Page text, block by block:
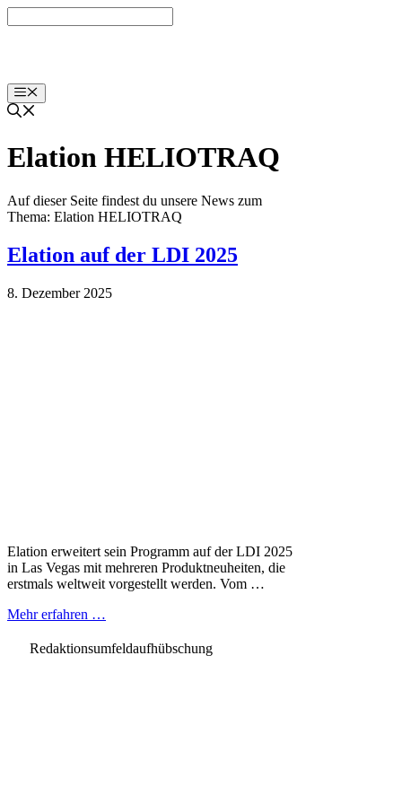
Inhalt
Menü
Elation HELIOTRAQ
Auf dieser Seite findest du unsere News zum
Thema: Elation HELIOTRAQ
Elation auf der LDI 2025
8. Dezember 2025
Elation erweitert sein Programm auf der LDI 2025
in Las Vegas mit mehreren Produktneuheiten, die
erstmals weltweit vorgestellt werden. Vom …
Mehr erfahren …
Redaktionsumfeldaufhübschung